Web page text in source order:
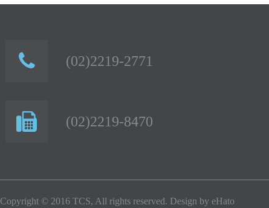
(02)2219-2771
(02)2219-8470
Copyright © 2016 TCS, All rights reserved. Design by eHato